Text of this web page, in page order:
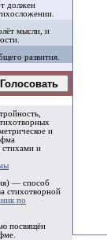
должен
мысли, и
развития.
Голосовать
и
стихами и
— способ
стихотворной
по
посвящён